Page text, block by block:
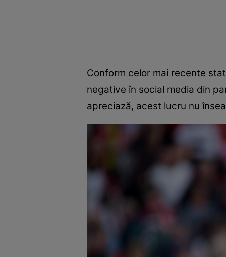
Conform celor mai recente
negative în social media din
apreciază, acest lucru nu